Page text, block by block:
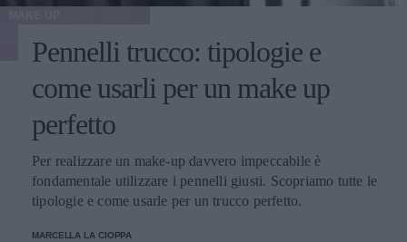
Pennelli trucco: tipologie e
come usarli per un make up
perfetto
Per realizzare un make-up davvero impeccabile è
fondamentale utilizzare i pennelli giusti. Scopriamo tutte le
tipologie e come usarle per un trucco perfetto.
MARCELLA LA CIOPPA